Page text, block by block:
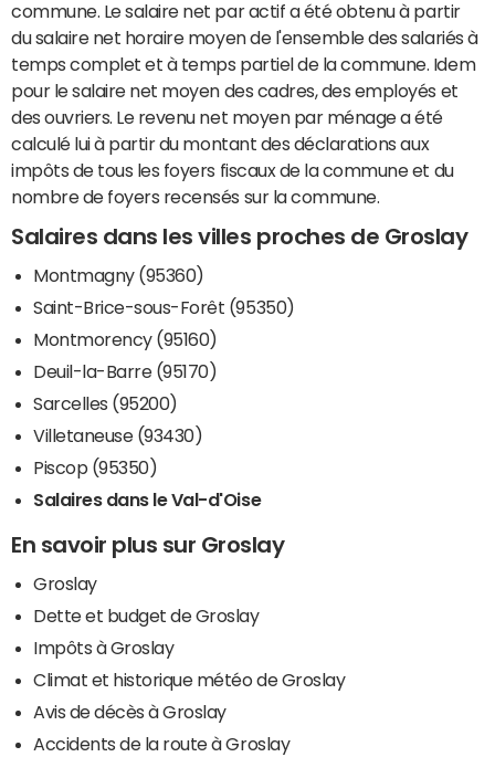
commune. Le salaire net par actif a été obtenu à partir
du salaire net horaire moyen de l'ensemble des salariés à
temps complet et à temps partiel de la commune. Idem
pour le salaire net moyen des cadres, des employés et
des ouvriers. Le revenu net moyen par ménage a été
calculé lui à partir du montant des déclarations aux
impôts de tous les foyers fiscaux de la commune et du
nombre de foyers recensés sur la commune.
Salaires dans les villes proches de Groslay
Montmagny (95360)
Saint-Brice-sous-Forêt (95350)
Montmorency (95160)
Deuil-la-Barre (95170)
Sarcelles (95200)
Villetaneuse (93430)
Piscop (95350)
Salaires dans le Val-d'Oise
En savoir plus sur Groslay
Groslay
Dette et budget de Groslay
Impôts à Groslay
Climat et historique météo de Groslay
Avis de décès à Groslay
Accidents de la route à Groslay